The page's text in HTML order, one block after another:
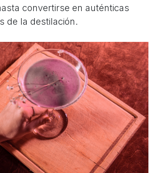
convertirse en auténticas
de la destilación.